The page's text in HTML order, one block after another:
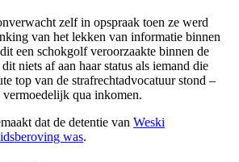
zelf in opspraak toen ze werd
van het lekken van informatie binnen
een schokgolf veroorzaakte binnen de
niets af aan haar status als iemand die
top van de strafrechtadvocatuur stond –
qua inkomen.
dat de detentie van Weski
was.